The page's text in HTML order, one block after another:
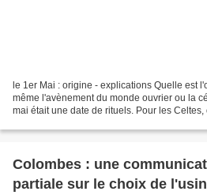
le 1er Mai : origine - explications Quelle est
même l'avènement du monde ouvrier ou la
mai était une date de rituels. Pour les
Colombes : une
partiale sur le choix de